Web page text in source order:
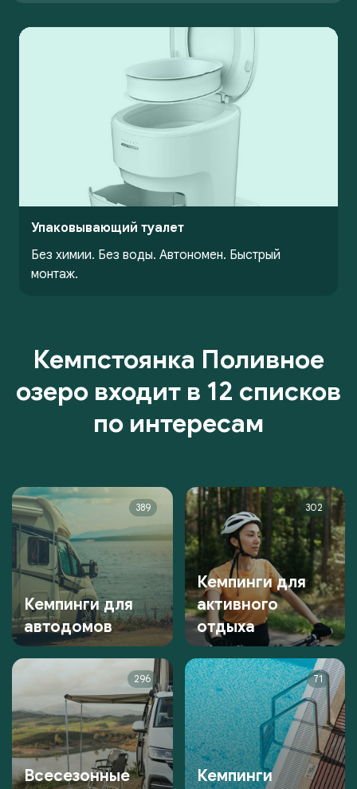
Упаковывающий туалет
Без химии. Без воды. Автономен. Быстрый
монтаж.
Кемпстоянка Поливное
озеро входит в 12 списков
по интересам
389
Кемпинги для
автодомов
302
Кемпинги для
активного
отдыха
296
Всесезонные
71
Кемпинги